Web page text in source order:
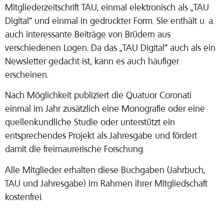
Mitgliederzeitschrift TAU, einmal elektronisch als „TAU
Digital“ und einmal in gedruckter Form. Sie enthält u. a.
auch interessante Beiträge von Brüdern aus
verschiedenen Logen. Da das „TAU Digital“ auch als ein
Newsletter gedacht ist, kann es auch häufiger
erscheinen.
Nach Möglichkeit publiziert die Quatuor Coronati
einmal im Jahr zusätzlich eine Monografie oder eine
quellenkundliche Studie oder unterstützt ein
entsprechendes Projekt als Jahresgabe und fördert
damit die freimaurerische Forschung.
Alle Mitglieder erhalten diese Buchgaben (Jahrbuch,
TAU und Jahresgabe) im Rahmen ihrer Mitgliedschaft
kostenfrei.